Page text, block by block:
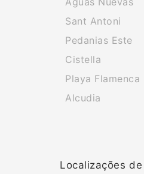
Sant Antoni
Pedanias Este
Cistella
Playa Flamenca
Alcudia
Localizações